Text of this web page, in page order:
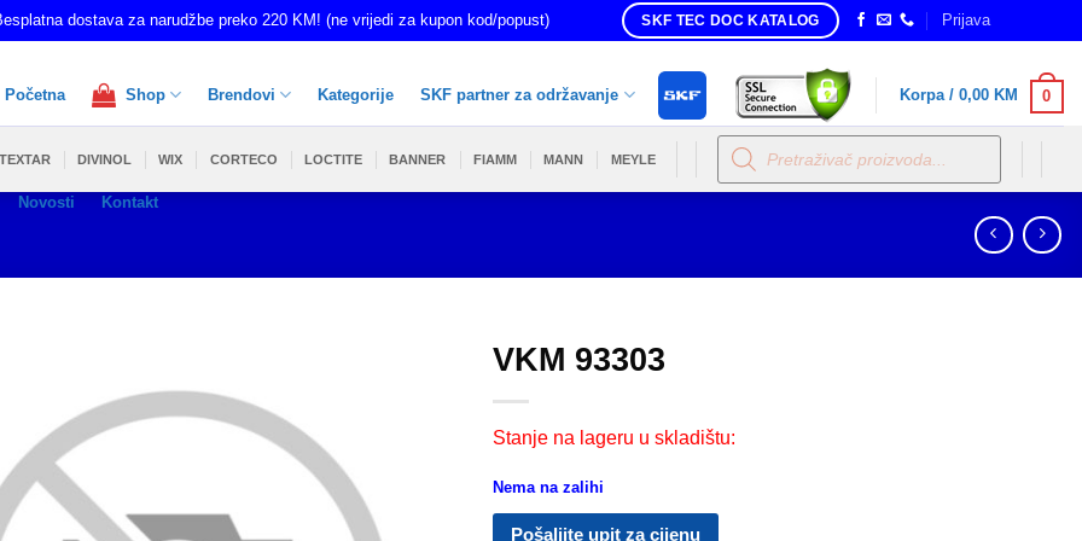
dostava za narudžbe preko 220 KM! (ne vrijedi za kupon kod/popust) SKF TEC DOC KATALOG Prijava
Početna Shop Brendovi Kategorije SKF partner za održavanje
Novosti Kontakt
Korpa / 0,00 KM 0
TEXTAR DIVINOL WIX CORTECO LOCTITE BANNER FIAMM MANN MEYLE
Products
search
VKM 93303
Stanje na lageru u skladištu:
Nema na zalihi
Pošaljite upit za cijenu